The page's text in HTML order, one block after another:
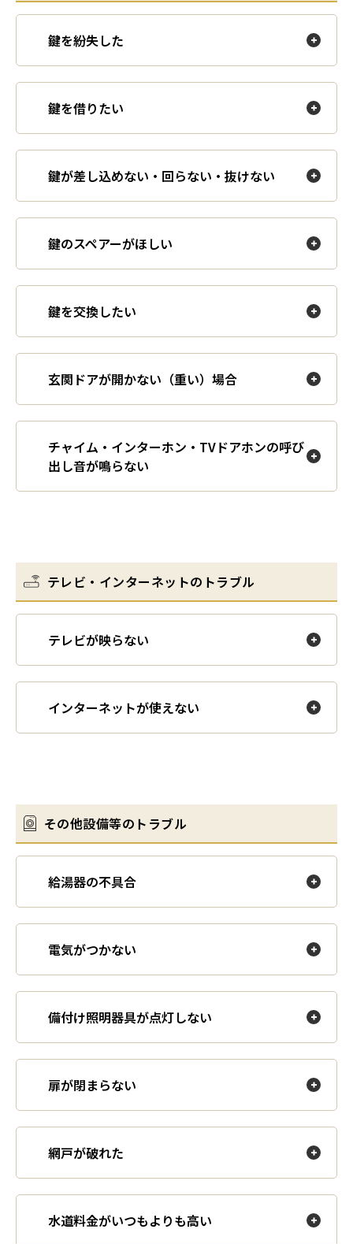
鍵を紛失した
鍵を借りたい
鍵が差し込めない・回らない・抜けない
鍵のスペアーがほしい
鍵を交換したい
玄関ドアが開かない（重い）場合
チャイム・インターホン・TVドアホンの呼び
出し音が鳴らない
テレビ・インターネットのトラブル
テレビが映らない
インターネットが使えない
その他設備等のトラブル
給湯器の不具合
電気がつかない
備付け照明器具が点灯しない
扉が閉まらない
網戸が破れた
水道料金がいつもよりも高い